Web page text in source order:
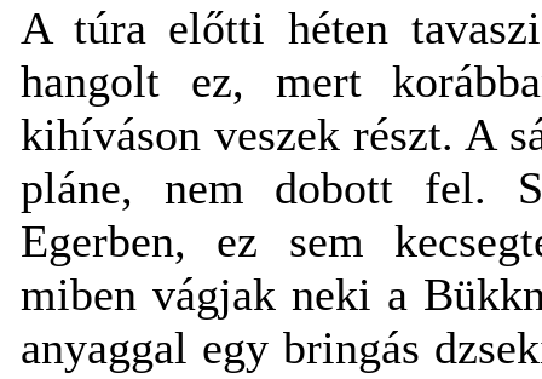
A túra előtti héten
hangolt ez, mert
kihíváson veszek részt. A
pláne, nem dobott fel.
Egerben, ez sem
miben vágjak neki a
anyaggal egy bringás